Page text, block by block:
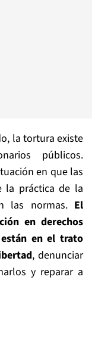
la tortura existe
públicos.
en que las
la práctica de la
las normas. El
en derechos
en el trato
, denunciar
y reparar a